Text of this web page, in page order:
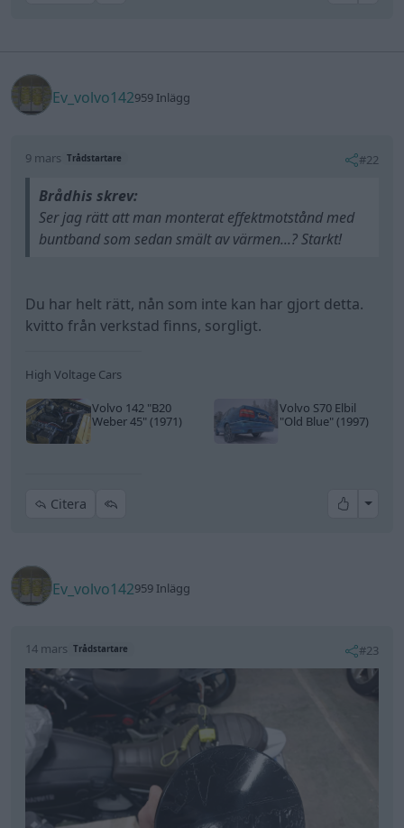
Ev_volvo142959 Inlägg
9 mars Trådstartare #22
Brådhis skrev:
Ser jag rätt att man monterat effektmotstånd med
buntband som sedan smält av värmen...? Starkt!
Du har helt rätt, nån som inte kan har gjort detta.
kvitto från verkstad finns, sorgligt.
High Voltage Cars
Volvo 142 "B20
Weber 45"(1971)
Volvo S70 Elbil
"Old Blue"(1997)
Citera All
Ev_volvo142959 Inlägg
14 mars Trådstartare #23